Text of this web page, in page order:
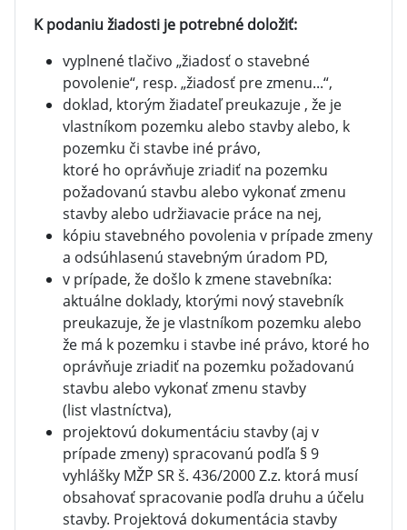
K podaniu žiadosti je potrebné doložiť:
vyplnené tlačivo „žiadosť o stavebné
povolenie“, resp. „žiadosť pre zmenu...“,
doklad, ktorým žiadateľ preukazuje , že je
vlastníkom pozemku alebo stavby alebo, k
pozemku či stavbe iné právo,
ktoré ho oprávňuje zriadiť na pozemku
požadovanú stavbu alebo vykonať zmenu
stavby alebo udržiavacie práce na nej,
kópiu stavebného povolenia v prípade zmeny
a odsúhlasenú stavebným úradom PD,
v prípade, že došlo k zmene stavebníka:
aktuálne doklady, ktorými nový stavebník
preukazuje, že je vlastníkom pozemku alebo
že má k pozemku i stavbe iné právo, ktoré ho
oprávňuje zriadiť na pozemku požadovanú
stavbu alebo vykonať zmenu stavby
(list vlastníctva),
projektovú dokumentáciu stavby (aj v
prípade zmeny) spracovanú podľa § 9
vyhlášky MŽP SR š. 436/2000 Z.z. ktorá musí
obsahovať spracovanie podľa druhu a účelu
stavby. Projektová dokumentácia stavby